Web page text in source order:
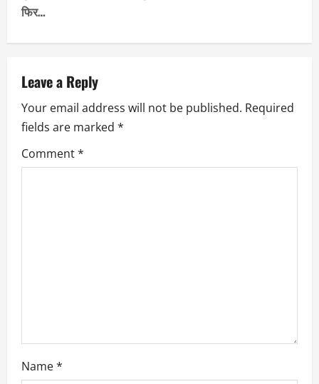
n
a
v
i
g
a
फिर…
Leave a Reply
Your email address will not be published. Required
fields are marked *
Comment*
Name*